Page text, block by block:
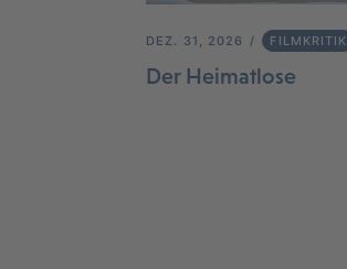
DEZ. 31, 2026 FILMKRITIK
Der Heimatlose